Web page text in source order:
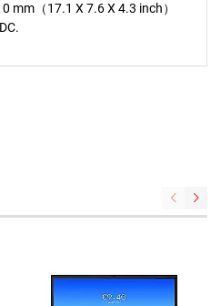
mm（17.1 X 7.6 X 4.3 inch）